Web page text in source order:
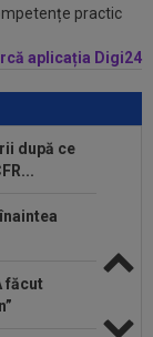
practic
aplicația Digi24
după ce
făcut